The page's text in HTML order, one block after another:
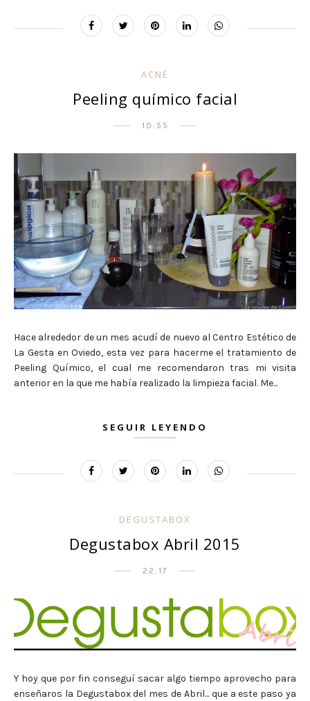
ACNÉ
Peeling químico facial
10:55
Hace alrededor de un mes acudí de nuevo al Centro Estético de
La Gesta en Oviedo, esta vez para hacerme el tratamiento de
Peeling Químico, el cual me recomendaron tras mi visita
anterior en la que me había realizado la limpieza facial. Me...
SEGUIR LEYENDO
DEGUSTABOX
Degustabox Abril 2015
22:17
Y hoy que por fin conseguí sacar algo tiempo aprovecho para
enseñaros la Degustabox del mes de Abril... que a este paso ya